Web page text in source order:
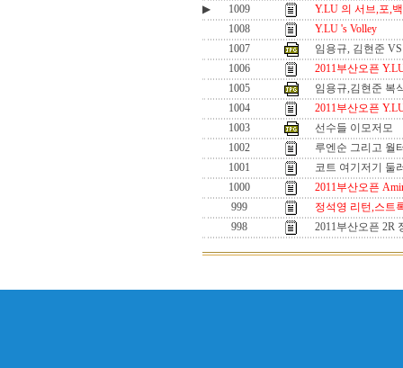
▶
1009
Y.LU 의 서브,포,
1008
Y.LU 's Volley
1007
임용규, 김현준
1006
2011부산오픈
1005
임용규,김현준 복
1004
2011부산오픈
1003
선수들 이모저모
1002
루엔순 그리고 월
1001
코트 여기저기 둘
1000
2011부산오픈
999
정석영 리턴,스트
998
2011부산오픈 2R